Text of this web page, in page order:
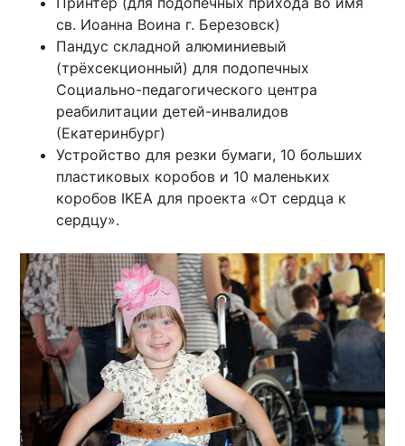
св. Иоанна Воина г. Березовск)
Пандус складной алюминиевый
(трёхсекционный) для подопечных
Социально-педагогического центра
реабилитации детей-инвалидов
(Екатеринбург)
Устройство для резки бумаги, 10 больших
пластиковых коробов и 10 маленьких
коробов IKEA для проекта «От сердца к
сердцу».